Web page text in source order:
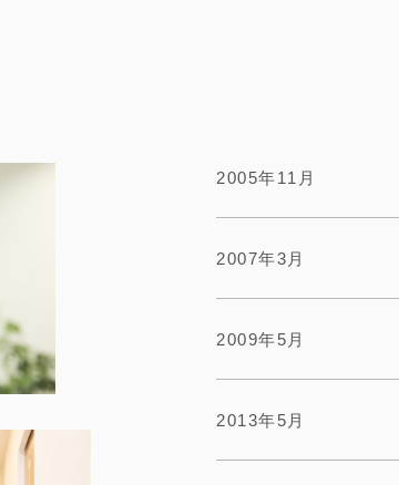
2005年11月
2007年3月
2009年5月
2013年5月